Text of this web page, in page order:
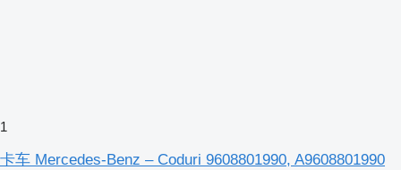
1
卡车 Mercedes-Benz – Coduri 9608801990, A9608801990